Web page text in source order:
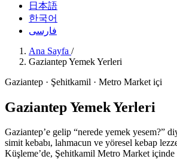
日本語
한국어
فارسی
Ana Sayfa /
Gaziantep Yemek Yerleri
Gaziantep · Şehitkamil · Metro Market içi
Gaziantep Yemek Yerleri
Gaziantep’e gelip “nerede yemek yesem?”
simit kebabı, lahmacun ve yöresel kebap
Küşleme’de, Şehitkamil Metro Market içinde